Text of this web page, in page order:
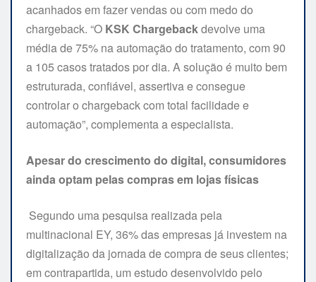
acanhados em fazer vendas ou com medo do
chargeback. “O KSK Chargebackdevolve uma
média de 75% na automação do tratamento, com 90
a 105 casos tratados por dia. A solução é muito bem
estruturada, confiável, assertiva e consegue
controlar o chargeback com total facilidade e
automação”, complementa a especialista.
Apesar do crescimento do digital, consumidores
ainda optam pelas compras em lojas físicas
Segundo uma pesquisa realizada pela
multinacional EY, 36% das empresas já investem na
digitalização da jornada de compra de seus clientes;
em contrapartida, um estudo desenvolvido pelo